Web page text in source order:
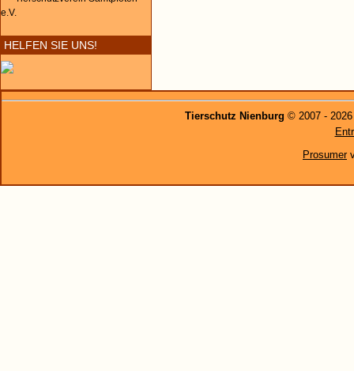
e.V.
HELFEN SIE UNS!
Tierschutz Nienburg © 2007 -
Prosumer